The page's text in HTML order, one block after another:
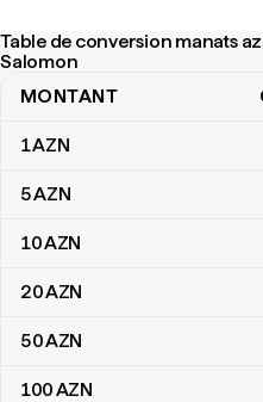
Table de conversion manats
Salomon
Table de conversion manats
MONTANT
1AZN
5AZN
10AZN
20AZN
50AZN
100AZN